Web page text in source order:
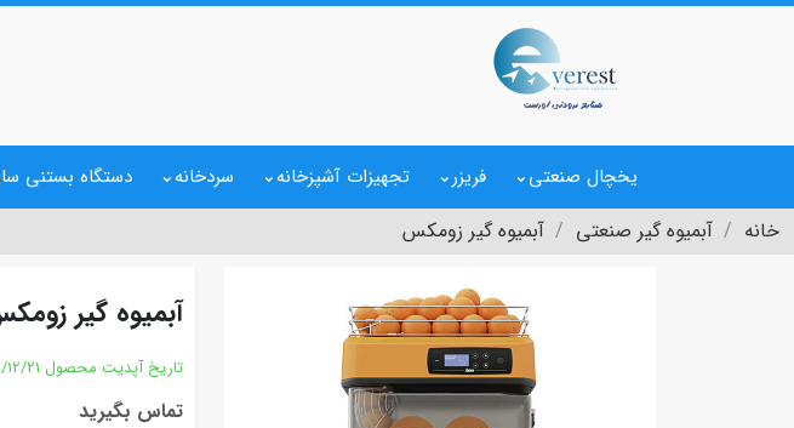
یخچال صنعتی فریزر تجهیزات آشپزخانه سردخانه دستگاه بستنی
خانه آبمیوه گیر صنعتی آبمیوه گیر زومکس
آبمیوه گیر
تاریخ آپدیت محصول 12/21
تماس بگیرید